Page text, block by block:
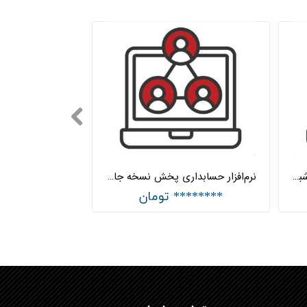
نرم‌افزار حسابداری پخش نسخه جامع + سفارش گیری اندرویدی + GPS هلو APEX
******** تومان
نرم‌افزار حسابداری پخش نسخه شبکه + سفارش گیری اندرویدی هلو APEX